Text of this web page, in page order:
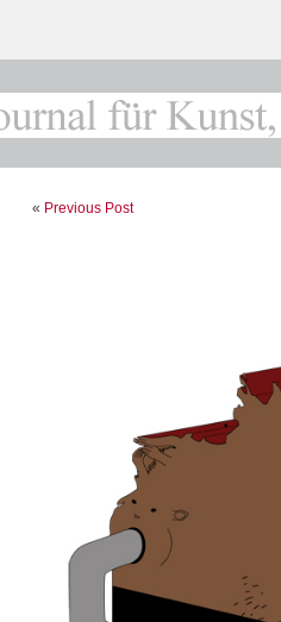
« Previous Post